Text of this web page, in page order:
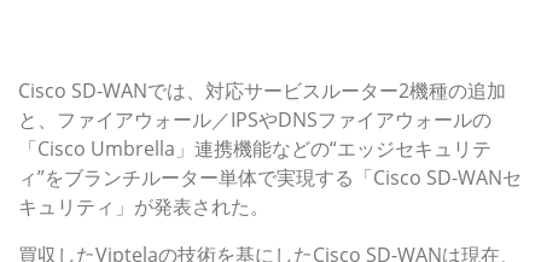
Cisco SD-WANでは、対応サービスルーター2機種の追加
と、ファイアウォール／IPSやDNSファイアウォールの
「Cisco Umbrella」連携機能などの“エッジセキュリテ
ィ”をブランチルーター単体で実現する「Cisco SD-WANセ
キュリティ」が発表された。
買収したViptelaの技術を基にしたCisco SD-WANは現在、